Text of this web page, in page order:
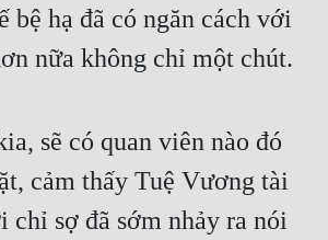
bệ hạ đã có ngăn cách với
nữa không chỉ một chút.
sẽ có quan viên nào đó
cảm thấy Tuệ Vương tài
chỉ sợ đã sớm nhảy ra nói